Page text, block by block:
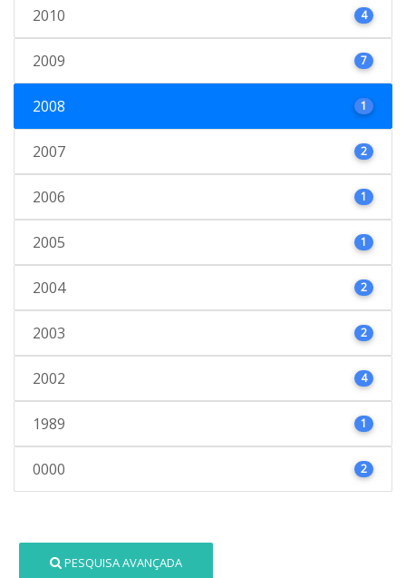
2010 4
2009 7
2008 1
2007 2
2006 1
2005 1
2004 2
2003 2
2002 4
1989 1
0000 2
PESQUISA AVANÇADA